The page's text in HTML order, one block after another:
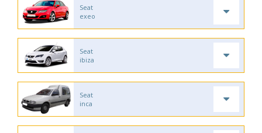
Seat
exeo
Seat
ibiza
Seat
inca